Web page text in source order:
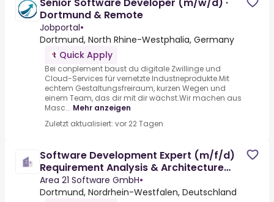
Senior Software Developer (m/w/d) ·
Dortmund & Remote
Jobportal•
Dortmund, North Rhine-Westphalia, Germany
Quick Apply
Bei conplement baust du digitale Zwillinge und
Cloud-Services für vernetzte Industrieprodukte.Mit
echtem Gestaltungsfreiraum, kurzen Wegen und
einem Team, das dir mit dir wächst.Wir machen aus
Masc... Mehr anzeigen
Zuletzt aktualisiert: vor 22 Tagen
Software Development Expert (m/f/d)
Requirement Analysis & Architecture
Design
Area 21 Software GmbH•
Dortmund, Nordrhein-Westfalen, Deutschland